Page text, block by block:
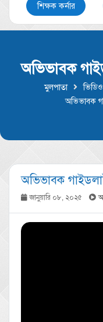
শিক্ষক কর্নার
অভিভাবক
মুলপাতা ভিডিও
অভিভাবক
অভিভাবক
জানুয়ারি ০৮, ২০২৫